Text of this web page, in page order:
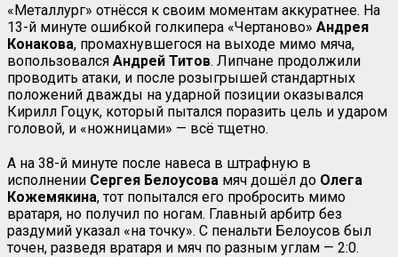
«Металлург» отнёсся к своим моментам аккуратнее. На
13-й минуте ошибкой голкипера «Чертаново» Андрея
Конакова, промахнувшегося на выходе мимо мяча,
вопользовался Андрей Титов. Липчане продолжили
проводить атаки, и после розыгрышей стандартных
положений дважды на ударной позиции оказывался
Кирилл Гоцук, который пытался поразить цель и ударом
головой, и «ножницами» — всё тщетно.
А на 38-й минуте после навеса в штрафную в
исполнении Сергея Белоусова мяч дошёл до Олега
Кожемякина, тот попытался его пробросить мимо
вратаря, но получил по ногам. Главный арбитр без
раздумий указал «на точку». С пенальти Белоусов был
точен, разведя вратаря и мяч по разным углам — 2:0.